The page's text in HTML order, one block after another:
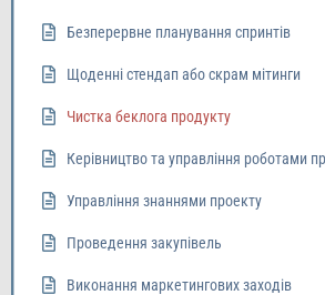
Безперервне планування спринтів
Щоденні стендап або скрам мітинги
Чистка беклога продукту
Керівництво та управління роботами
Управління знаннями проекту
Проведення закупівель
Виконання маркетингових заходів